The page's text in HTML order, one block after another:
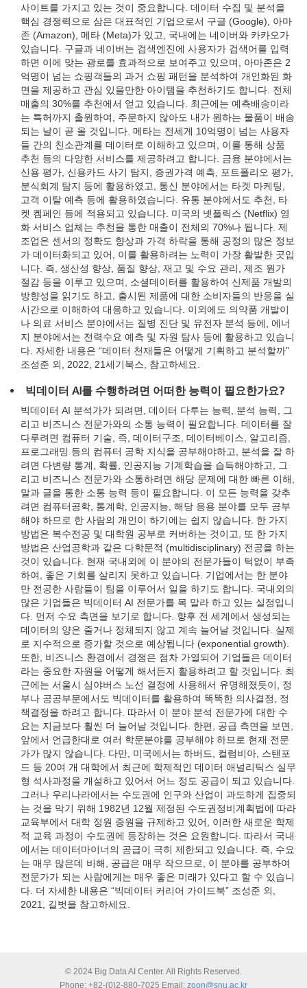
사이트를 가지고 있는 것이 중요합니다. 데이터 수집 및 분석을
핵심 경쟁력으로 삼은 대표적인 기업으로서 구글 (Google), 아마
존 (Amazon), 메타 (Meta)가 있고, 국내에는 네이버와 카카오가
있습니다. 구글과 네이버는 검색엔진에 사용자가 검색어를 입력
하면 이에 맞는 광로를 효과적으로 보여주고 있으며, 아마존은 2
억명이 넘는 쇼핑객들의 과거 쇼핑 패턴을 분석하여 개인화된 화
면을 제공하고 관심 있을만한 아이템을 추천하기도 합니다. 전체
매출의 30%를 추천에서 얻고 있습니다. 최근에는 예측배송이라
는 특허까지 출원하여, 주문하지 않아도 내가 원하는 물품이 배송
되는 날이 곧 올 것입니다. 메타는 전세게 10억명이 넘는 사용자
들 간의 친소관계를 데이터로 이해하고 있으며, 이를 통해 상품
추천 등의 다양한 서비스를 제공하려고 합니다. 금융 분야에서는
신용 평가, 신용카드 사기 탐지, 증권가격 예측, 포트폴리오 평가,
분식회계 탐지 등에 활용하였고, 통신 분야에서는 타겟 마케팅,
고객 이탈 예측 등에 활용하였습니다. 유통 분야에서도 추천, 타
켓 켐페인 등에 적용되고 있습니다. 미국의 넷플릭스 (Netflix) 영
화 서비스 업체는 추천을 통한 매출이 전체의 70%나 됩니다. 제
조업은 센서의 정확도 향상과 가격 하락을 통해 공정의 많은 정보
가 데이터화되고 있어, 이를 활용하려는 노력이 가장 활발한 곳입
니다. 즉, 생산성 향상, 품질 향상, 재고 및 수요 관리, 제조 원가
절감 등을 이루고 있으며, 소셜데이터를 활용하여 신제품 개발의
방향성을 읽기도 하고, 출시된 제품에 대한 소비자들의 반응을 실
시간으로 이해하여 대응하고 있습니다. 이외에도 의약품 개발이
나 의료 서비스 분야에서는 질병 진단 및 유전자 분석 등에, 에너
지 분야에서는 전력수요 예측 및 자원 탐사 등에 활용하고 있습니
다. 자세한 내용은 “데이터 천재들은 어떻게 기획하고 분석할까”
조성준 외, 2022, 21세기북스, 참고하세요.
빅데이터 AI를 수행하려면 어떠한 능력이 필요한가요?
빅데이터 AI 분석가가 되려면, 데이터 다루는 능력, 분석 능력, 그
리고 비즈니스 전문가와의 소통 능력이 필요합니다. 데이터를 잘
다루려면 컴퓨터 기술, 즉, 데이터구조, 데이터베이스, 알고리즘,
프로그래밍 등의 컴퓨터 공학 지식을 공부해야하고, 분석을 잘 하
려면 다변량 통계, 확률, 인공지능 기계학습을 습득해야하고, 그
리고 비즈니스 전문가와 소통하려면 해당 문제에 대한 빠른 이해,
말과 글을 통한 소통 능력 등이 필요합니다. 이 모든 능력을 갖추
려면 컴퓨터공학, 통계학, 인공지능, 해당 응용 분야를 모두 공부
해야 하므로 한 사람의 개인이 하기에는 쉽지 않습니다. 한 가지
방법은 복수전공 및 대학원 공부로 커버하는 것이고, 또 한 가지
방법은 산업공학과 같은 다학문적 (multidisciplinary) 전공을 하는
것이 있습니다. 현재 국내외에 이 분야의 전문가들이 턱없이 부족
하여, 좋은 기회를 살리지 못하고 있습니다. 기업에서는 한 분야
만 전공한 사람들이 팀을 이루어서 일을 하기도 합니다. 국내외의
많은 기업들은 빅데이터 AI 전문가를 목 말라 하고 있는 실정입니
다. 먼저 수요 측면을 보기로 합니다. 향후 전 세계에서 생성되는
데이터의 양은 줄거나 정체되지 않고 계속 늘어날 것입니다. 실제
로 지수적으로 증가할 것으로 예상됩니다 (exponential growth).
또한, 비즈니스 환경에서 경쟁은 점차 가열되어 기업들은 데이터
라는 중요한 자원을 어떻게 해서든지 활용하려고 할 것입니다. 최
근에는 서울시 심야버스 노선 결정에 사용해서 유명해졌듯이, 정
부나 공공부문에서도 빅데이터를 활용하여 똑똑한 의사결정, 정
책결정을 하려고 합니다. 따라서 이 분야 분석 전문가에 대한 수
요는 지금보다 훨씬 더 늘어날 것입니다. 한편, 공급 측면을 보면,
앞에서 언급한대로 여러 학문분야를 공부해야 하므로 현재 전문
가가 많지 않습니다. 다만, 미국에서는 하버드, 컬럼비아, 스탠포
드 등 20여 개 대학에서 최근에 학제적인 데이터 애널리틱스 실무
형 석사과정을 개설하고 있어서 어느 정도 공급이 되고 있습니다.
그러나 우리나라에서는 수도권에 인구와 산업이 과도하게 집중되
는 것을 막기 위해 1982년 12월 제정된 수도권정비계획법에 따라
교육부에서 대학 정원 증원을 규제하고 있어, 이러한 새로운 학제
적 교육 과정이 수도권에 등장하는 것은 요원합니다. 따라서 국내
에서는 데이터마이너의 공급이 극히 제한되고 있습니다. 즉, 수요
는 매우 많은데 비해, 공급은 매우 작으므로, 이 분야를 공부하여
전문가가 되는 사람에게는 매우 좋은 미래가 있다고 할 수 있습니
다. 더 자세한 내용은 “빅데이터 커리어 가이드북” 조성준 외,
2021, 길벗을 참고하세요.
© 2024 Big Data AI Center. All Rights Reserved.
Phone: +82-(0)2-880-7025 Email: zoon@snu.ac.kr